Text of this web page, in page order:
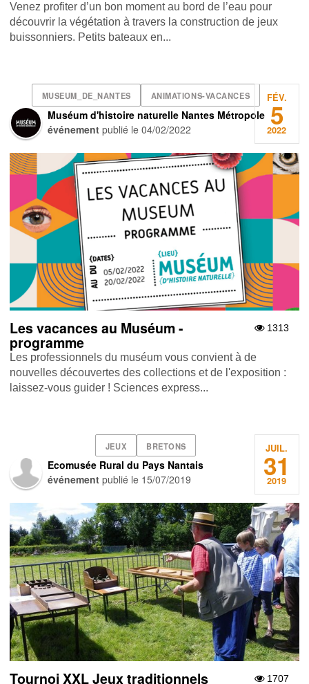
Venez profiter d’un bon moment au bord de l’eau pour
découvrir la végétation à travers la construction de jeux
buissonniers. Petits bateaux en...
MUSEUM_DE_NANTES ANIMATIONS-VACANCES
Muséum d'histoire naturelle Nantes Métropole
événement publié le04/02/2022
FÉV.
5
2022
1313
Les vacances au Muséum -
programme
Les professionnels du muséum vous convient à de
nouvelles découvertes des collections et de l'exposition :
laissez-vous guider ! Sciences express...
JEUX BRETONS
Ecomusée Rural du Pays Nantais
événement publié le 15/07/2019
JUIL.
31
2019
1707
Tournoi XXL Jeux traditionnels